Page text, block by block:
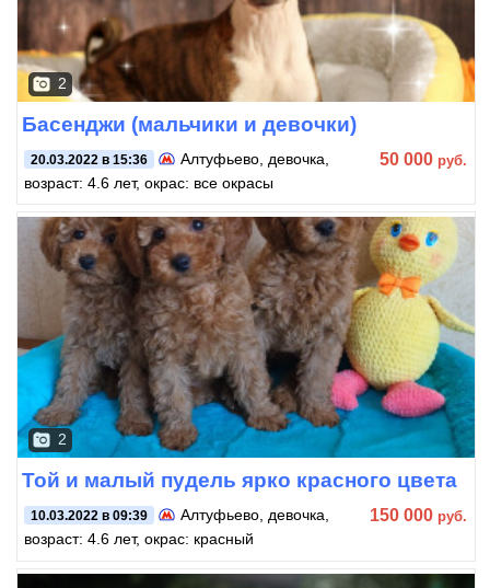
2
Басенджи (мальчики и девочки)
20.03.2022 в 15:36 Алтуфьево , девочка,
возраст: 4.6 лет, окрас: все окрасы
50 000 руб.
2
Той и малый пудель ярко красного цвета
10.03.2022 в 09:39 Алтуфьево, девочка,
возраст: 4.6 лет, окрас: красный
150 000 руб.